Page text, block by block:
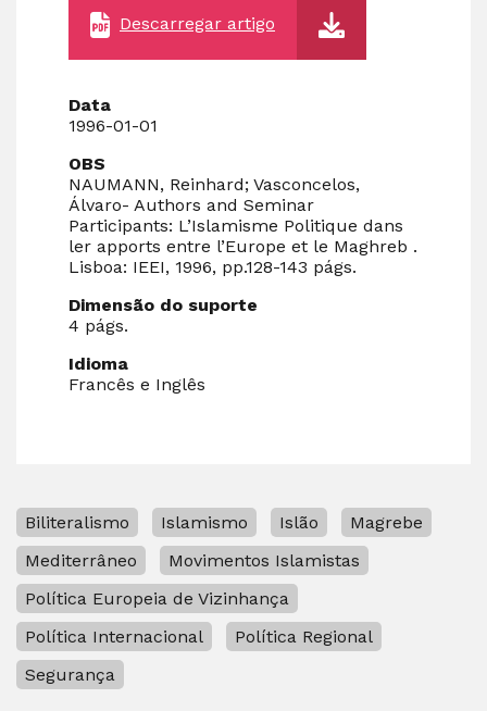
Descarregar artigo
Data
1996-01-01
OBS
NAUMANN, Reinhard; Vasconcelos,
Álvaro- Authors and Seminar
Participants: L’Islamisme Politique dans
ler apports entre l’Europe et le Maghreb .
Lisboa: IEEI, 1996, pp.128-143 págs.
Dimensão do suporte
4 págs.
Idioma
Francês e Inglês
Biliteralismo Islamismo Islão
Magrebe
Mediterrâneo
Movimentos Islamistas
Política Europeia de Vizinhança
Política Internacional
Política Regional
Segurança